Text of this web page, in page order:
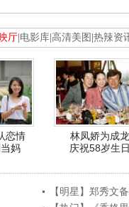
厅 电影库 高清美图 热辣资
恋情
妈
林凤娇为成龙
庆祝58岁生
【明星】郑秀文